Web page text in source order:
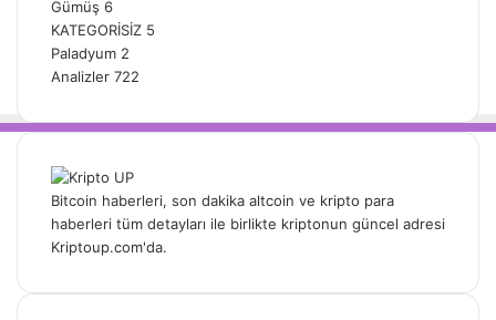
Gümüş 6
KATEGORİSİZ 5
Paladyum 2
Analizler 722
Bitcoin haberleri, son dakika altcoin ve kripto para
haberleri tüm detayları ile birlikte kriptonun güncel adresi
Kriptoup.com'da.